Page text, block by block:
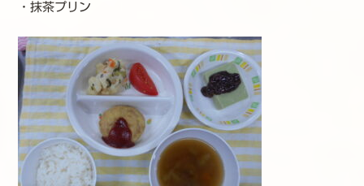
・抹茶プリン